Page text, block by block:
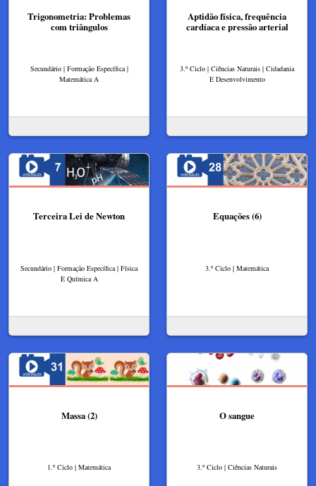
Trigonometria: Problemas
com triângulos
Secundário | Formação Específica |
Matemática A
Aptidão física, frequência
cardíaca e pressão arterial
3.º Ciclo | Ciências Naturais | Cidadania
E Desenvolvimento
Terceira Lei de Newton
Secundário | Formação Específica | Física
E Química A
Equações (6)
3.º Ciclo | Matemática
Massa (2)
1.º Ciclo | Matemática
O sangue
3.º Ciclo | Ciências Naturais